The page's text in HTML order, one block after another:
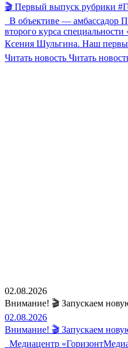
🎬 Первый выпуск рубрики
В объективе — амбассадор
второго курса
Ксения Шульгина. Наш
Читать новость Читать
02.08.2026
Внимание! 🎬 Запускаем
02.08.2026
Внимание! 🎬 Запускаем
Медиацентр